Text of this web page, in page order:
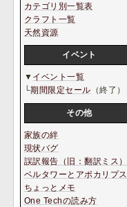
カテゴリ別一覧表
クラフト一覧
天然資源
イベント
▼ イベント一覧
└期間限定セール （終了）
その他
家族の絆
現状バグ
誤訳報告（旧：翻訳ミス）
ベルタワーとアポカリプス
ちょっとメモ
One Techの読み方